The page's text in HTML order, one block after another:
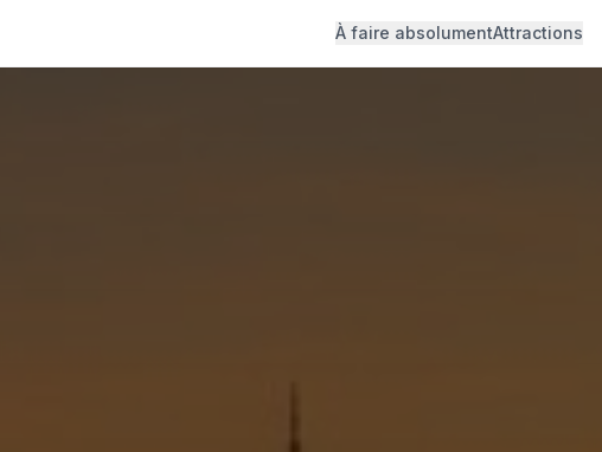
À faire absolumentAttractions